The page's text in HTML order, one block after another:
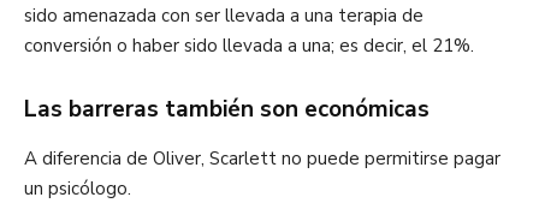
sido amenazada con ser llevada a una terapia de
conversión o haber sido llevada a una; es decir, el 21%.
Las barreras también son económicas
A diferencia de Oliver, Scarlett no puede permitirse pagar
un psicólogo.